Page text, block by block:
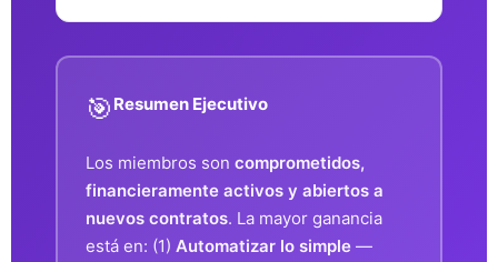
🎯 Resumen Ejecutivo
Los miembros son comprometidos,
financieramente activos y abiertos a
nuevos contratos. La mayor ganancia
está en: (1) Automatizar lo simple —